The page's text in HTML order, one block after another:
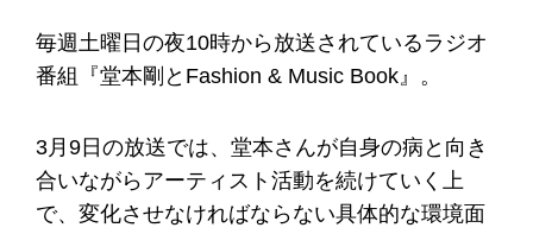
毎週土曜日の夜10時から放送されているラジオ
番組『堂本剛とFashion & Music Book』。
3月9日の放送では、堂本さんが自身の病と向き
合いながらアーティスト活動を続けていく上
で、変化させなければならない具体的な環境面